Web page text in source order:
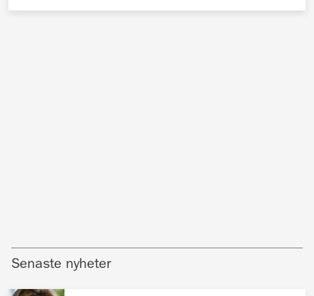
Senaste nyheter